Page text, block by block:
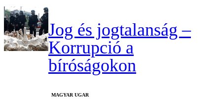
Jog és jogtalanság –
Korrupció a
bíróságokon
MAGYAR UGAR